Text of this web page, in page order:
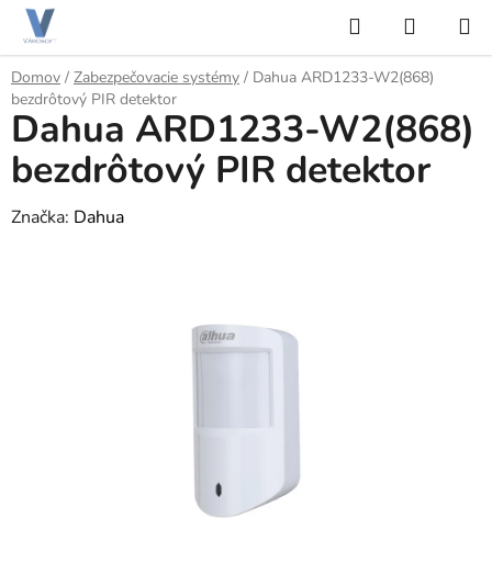
Prejsť
obsah
Hľadať
KOŠÍK
Domov / Zabezpečovacie systémy / Dahua ARD1233-W2(868)
bezdrôtový PIR detektor
Dahua ARD1233-W2(868)
bezdrôtový PIR detektor
Značka: Dahua